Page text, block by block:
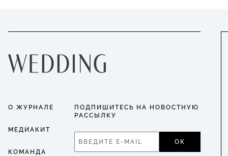
О ЖУРНАЛЕ
МЕДИАКИТ
КОМАНДА
ПОДПИШИТЕСЬ НА НОВОСТНУЮ
РАССЫЛКУ
ОК